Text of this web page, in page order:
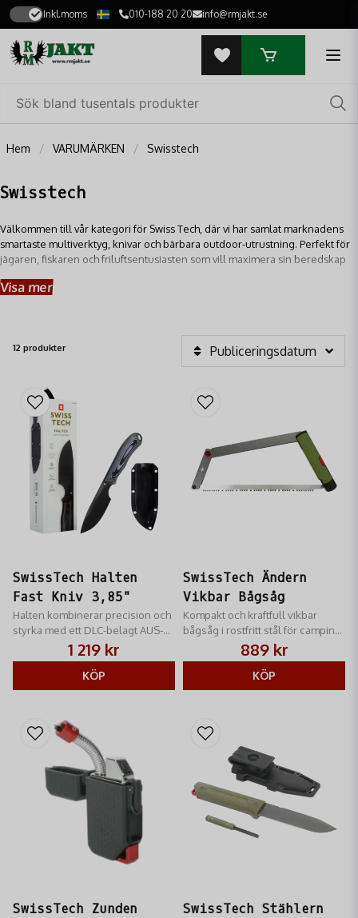
Inkl.moms 010-188 20 20 info@rmjakt.se
Hem VARUMÄRKEN Swisstech
Swisstech
Välkommen till vår kategori för Swiss Tech, där vi har samlat marknadens
smartaste multiverktyg, knivar och bärbara outdoor-utrustning. Perfekt för
jägaren, fiskaren och friluftsentusiasten som vill maximera sin beredskap
skapade för att lösa både små och stora utmaningar under dina äventyr i
Visa mer
12 produkter Publiceringsdatum
SwissTech Halten
Fast Kniv 3,85"
Halten kombinerar precision och
styrka med ett DLC-belagt AUS-8
blad för optimal slitstyrka och
kontroll.
1 219 kr
KÖP
SwissTech Ändern
Vikbar Bågsåg
Kompakt och kraftfull vikbar
bågsåg i rostfritt stål för camping
och friluftsliv.889 kr
KÖP
SwissTech Zunden
SwissTech Stählern